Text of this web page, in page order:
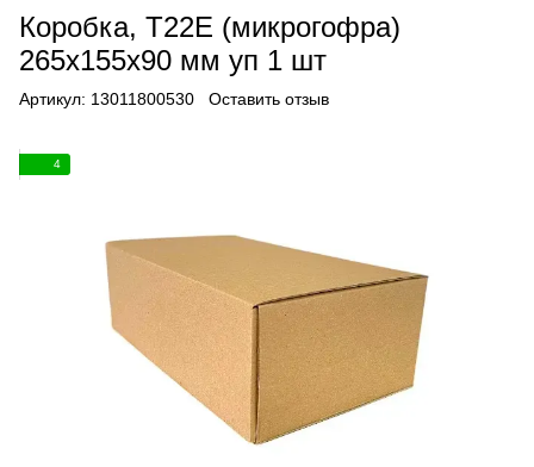
Коробка, T22E (микрогофра)
265x155x90 мм уп 1 шт
Артикул: 13011800530 Оставить отзыв
4